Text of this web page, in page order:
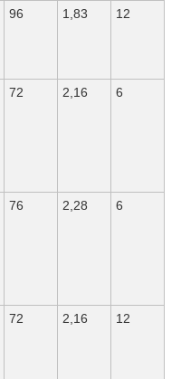
96 1,83 12
72 2,16 6
76 2,28 6
72 2,16 12